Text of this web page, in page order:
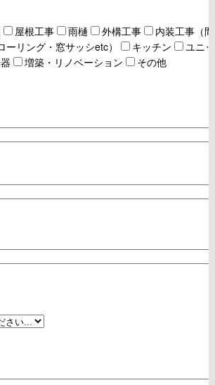
屋根工事 雨樋 外構工事
内装工事（
ーリング・窓サッシetc）
キッチン
ユニ
増築・リノベーション その他